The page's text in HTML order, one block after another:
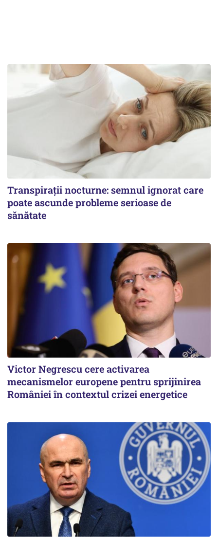
Transpirații nocturne: semnul ignorat care
poate ascunde probleme serioase de
sănătate
Victor Negrescu cere activarea
mecanismelor europene pentru sprijinirea
României în contextul crizei energetice